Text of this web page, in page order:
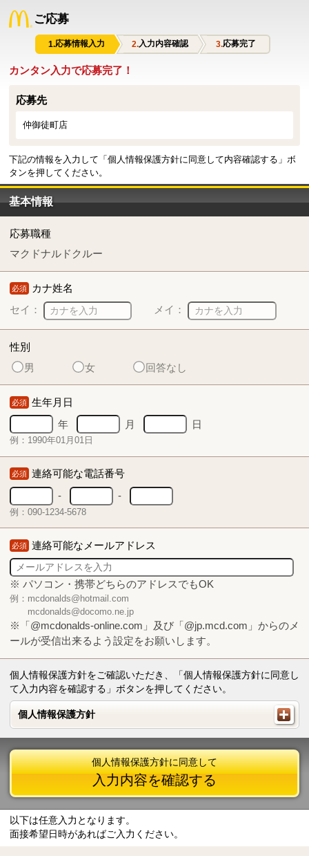
ご応募
応募情報入力 入力内容確認 応募完了
カンタン入力で応募完了！
応募先
仲御徒町店
下記の情報を入力して「個人情報保護方針に同意して内容確認する」ボ
タンを押してください。
基本情報
応募職種
マクドナルドクルー
必須 カナ姓名
セイ：
メイ：
性別
男
女 回答なし
必須 生年月日
年
月 日
例：1990年01月01日
必須 連絡可能な電話番号
-
-
例：090-1234-5678
必須 連絡可能なメールアドレス
※ パソコン・携帯どちらのアドレスでもOK
例：mcdonalds@hotmail.com
mcdonalds@docomo.ne.jp
※「@mcdonalds-online.com」及び「@jp.mcd.com」からのメ
ールが受信出来るよう設定をお願いします。
個人情報保護方針をご確認いただき、「個人情報保護方針に同意し
て入力内容を確認する」ボタンを押してください。
個人情報保護方針
個人情報保護方針
個人情報保護方針に同意して
入力内容を確認する
以下は任意入力となります。
面接希望日時があればご入力ください。